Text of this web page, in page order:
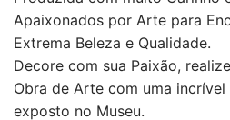
Apaixonados por Arte para
Extrema Beleza e Qualidade.
Decore com sua Paixão,
Obra de Arte com uma
exposto no Museu.